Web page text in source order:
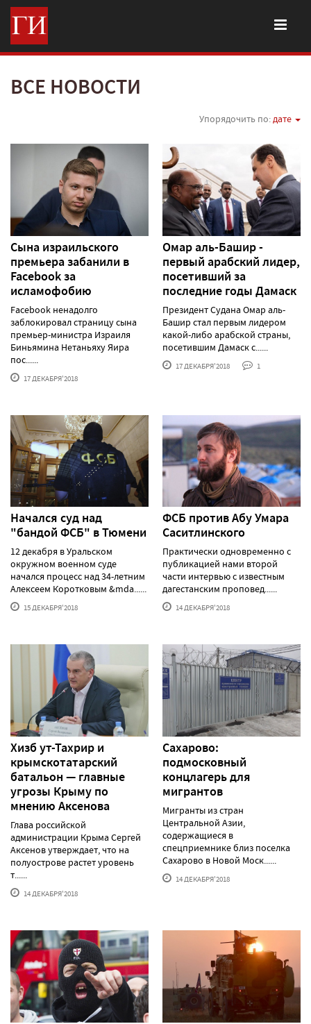
ВСЕ НОВОСТИ
Упорядочить по:дате
Сына израильского
премьера забанили в
Facebook за
исламофобию
Facebook ненадолго
заблокировал страницу сына
премьер-министра Израиля
Биньямина Нетаньяху Яира
пос......
17 ДЕКАБРЯ'2018
Омар аль-Башир -
первый арабский лидер,
посетивший за
последние годы Дамаск
Президент Судана Омар аль-
Башир стал первым лидером
какой-либо арабской страны,
посетившим Дамаск с......
17 ДЕКАБРЯ'2018 1
Начался суд над
"бандой ФСБ" в Тюмени
12 декабря в Уральском
окружном военном суде
начался процесс над 34-летним
Алексеем Коротковым &mda......
15 ДЕКАБРЯ'2018
ФСБ против Абу Умара
Саситлинского
Практически одновременно с
публикацией нами второй
части интервью с известным
дагестанским проповед......
14 ДЕКАБРЯ'2018
Хизб ут-Тахрир и
крымскотатарский
батальон — главные
угрозы Крыму по
мнению Аксенова
Глава российской
администрации Крыма Сергей
Аксенов утверждает, что на
полуострове растет уровень
т......
14 ДЕКАБРЯ'2018
Сахарово:
подмосковный
концлагерь для
мигрантов
Мигранты из стран
Центральной Азии,
содержащиеся в
спецприемнике близ поселка
Сахарово в Новой Моск......
14 ДЕКАБРЯ'2018